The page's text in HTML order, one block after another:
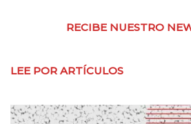
RECIBE NUESTRO
LEE POR ARTÍCULOS